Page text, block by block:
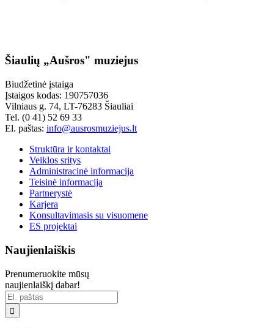
Šiaulių „Aušros" muziejus
Biudžetinė įstaiga
Įstaigos kodas: 190757036
Vilniaus g. 74, LT-76283 Šiauliai
Tel. (0 41) 52 69 33
El. paštas: info@ausrosmuziejus.lt
Struktūra ir kontaktai
Veiklos sritys
Administracinė informacija
Teisinė informacija
Partnerystė
Karjera
Konsultavimasis su visuomene
ES projektai
Naujienlaiškis
Prenumeruokite mūsų
naujienlaiškį dabar!
